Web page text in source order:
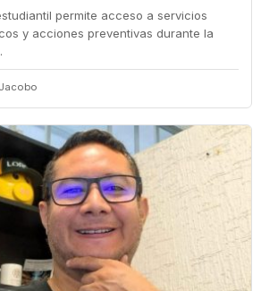
permite acceso a servicios
y acciones preventivas durante la